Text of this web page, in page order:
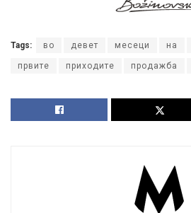
Tags: во девет месеци на
првите приходите продажба